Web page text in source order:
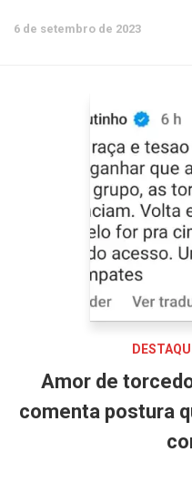
6 de setembro de 2023
Amor de
comenta postura